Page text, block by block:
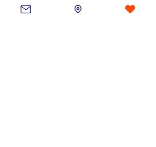
pour vivre leur première fois !